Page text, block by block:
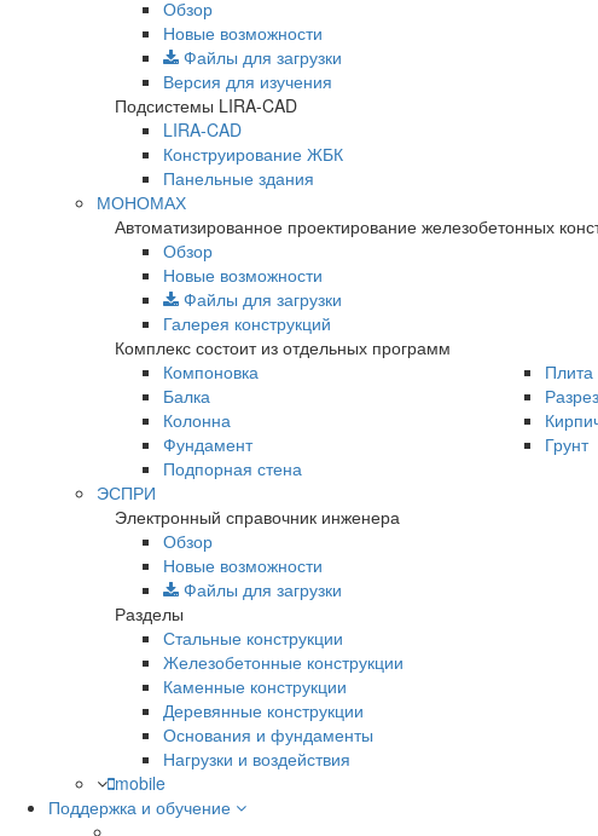
Обзор
Новые возможности
Файлы для загрузки
Версия для изучения
Подсистемы LIRA-CAD
LIRA-CAD
Конструирование ЖБК
Панельные здания
МОНОМАХ
Автоматизированное проектирование железобетонных
Обзор
Новые возможности
Файлы для загрузки
Галерея конструкций
Комплекс состоит из отдельных программ
Компоновка
Балка
Колонна
Фундамент
Подпорная стена
Плита
Грунт
ЭСПРИ
Электронный справочник инженера
Обзор
Новые возможности
Файлы для загрузки
Разделы
Стальные конструкции
Железобетонные конструкции
Каменные конструкции
Деревянные конструкции
Основания и фундаменты
Нагрузки и воздействия
mobile
Поддержка и обучение